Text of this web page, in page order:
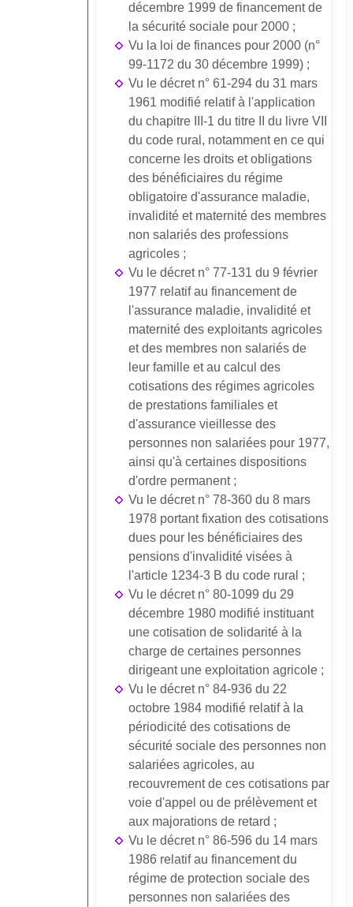
décembre 1999 de financement de
la sécurité sociale pour 2000 ;
Vu la loi de finances pour 2000 (n°
99-1172 du 30 décembre 1999) ;
Vu le décret n° 61-294 du 31 mars
1961 modifié relatif à l'application
du chapitre III-1 du titre II du livre VII
du code rural, notamment en ce qui
concerne les droits et obligations
des bénéficiaires du régime
obligatoire d'assurance maladie,
invalidité et maternité des membres
non salariés des professions
agricoles ;
Vu le décret n° 77-131 du 9 février
1977 relatif au financement de
l'assurance maladie, invalidité et
maternité des exploitants agricoles
et des membres non salariés de
leur famille et au calcul des
cotisations des régimes agricoles
de prestations familiales et
d'assurance vieillesse des
personnes non salariées pour 1977,
ainsi qu'à certaines dispositions
d'ordre permanent ;
Vu le décret n° 78-360 du 8 mars
1978 portant fixation des cotisations
dues pour les bénéficiaires des
pensions d'invalidité visées à
l'article 1234-3 B du code rural ;
Vu le décret n° 80-1099 du 29
décembre 1980 modifié instituant
une cotisation de solidarité à la
charge de certaines personnes
dirigeant une exploitation agricole ;
Vu le décret n° 84-936 du 22
octobre 1984 modifié relatif à la
périodicité des cotisations de
sécurité sociale des personnes non
salariées agricoles, au
recouvrement de ces cotisations par
voie d'appel ou de prélèvement et
aux majorations de retard ;
Vu le décret n° 86-596 du 14 mars
1986 relatif au financement du
régime de protection sociale des
personnes non salariées des